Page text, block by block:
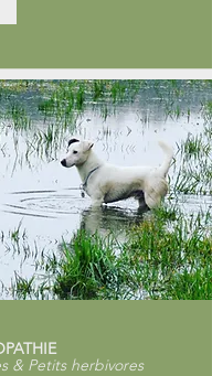
& Petits herbivores